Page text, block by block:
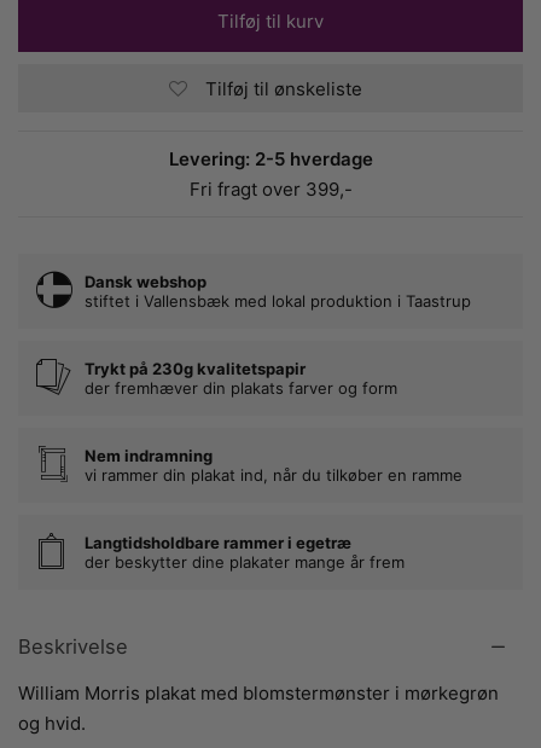
Tilføj til kurv
Tilføj til ønskeliste
Levering: 2-5 hverdage
Fri fragt over 399,-
Dansk webshop
stiftet i Vallensbæk med lokal produktion i Taastrup
Trykt på 230g kvalitetspapir
der fremhæver din plakats farver og form
Nem indramning
vi rammer din plakat ind, når du tilkøber en ramme
Langtidsholdbare rammer i egetræ
der beskytter dine plakater mange år frem
Beskrivelse
William Morris plakat med blomstermønster i mørkegrøn
og hvid.